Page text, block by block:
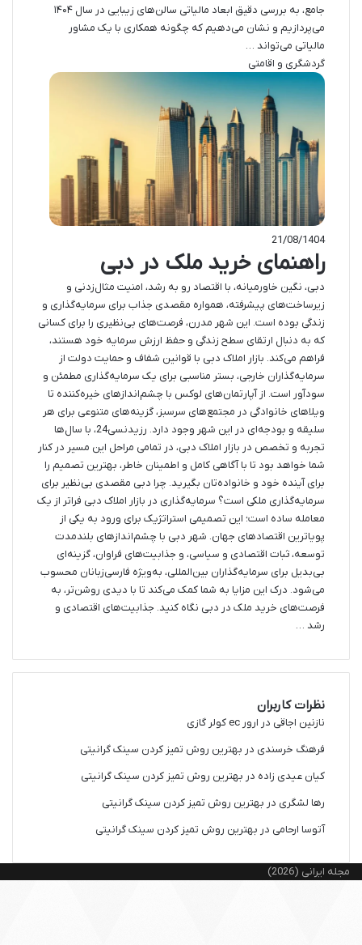
جامع، به بررسی دقیق ابعاد مالیاتی سالن‌های زیبایی در سال ۱۴۰۴
می‌پردازیم و نشان می‌دهیم که چگونه همکاری با یک مشاور
مالیاتی می‌تواند …
گردشگری و اقامتی
21/08/1404
راهنمای خرید ملک در دبی
دبی، نگین خاورمیانه، با اقتصاد رو به رشد، امنیت مثال‌زدنی و
زیرساخت‌های پیشرفته، همواره مقصدی جذاب برای سرمایه‌گذاری و
زندگی بوده است. این شهر مدرن، فرصت‌های بی‌نظیری را برای کسانی
که به دنبال ارتقای سطح زندگی و حفظ ارزش سرمایه خود هستند،
فراهم می‌کند. بازار املاک دبی با قوانین شفاف و حمایت دولت از
سرمایه‌گذاران خارجی، بستر مناسبی برای یک سرمایه‌گذاری مطمئن و
سودآور است. از آپارتمان‌های لوکس با چشم‌اندازهای خیره‌کننده تا
ویلاهای خانوادگی در مجتمع‌های سرسبز، گزینه‌های متنوعی برای هر
سلیقه و بودجه‌ای در این شهر وجود دارد. رزیدنسی24، با سال‌ها
تجربه و تخصص در بازار املاک دبی، در تمامی مراحل این مسیر در کنار
شما خواهد بود تا با آگاهی کامل و اطمینان خاطر، بهترین تصمیم را
برای آینده خود و خانواده‌تان بگیرید. چرا دبی مقصدی بی‌نظیر برای
سرمایه‌گذاری ملکی است؟ سرمایه‌گذاری در بازار املاک دبی فراتر از یک
معامله ساده است؛ این تصمیمی استراتژیک برای ورود به یکی از
پویاترین اقتصادهای جهان. شهر دبی با چشم‌اندازهای بلندمدت
توسعه، ثبات اقتصادی و سیاسی، و جذابیت‌های فراوان، گزینه‌ای
بی‌بدیل برای سرمایه‌گذاران بین‌المللی، به‌ویژه فارسی‌زبانان محسوب
می‌شود. درک این مزایا به شما کمک می‌کند تا با دیدی روشن‌تر، به
فرصت‌های خرید ملک در دبی نگاه کنید. جذابیت‌های اقتصادی و
رشد …
نظرات کاربران
نازنین اجاقی در ارور ec کولر گازی
فرهنگ خرسندی در بهترین روش تمیز کردن سینک گرانیتی
کیان عیدی زاده در بهترین روش تمیز کردن سینک گرانیتی
رها لشگری در بهترین روش تمیز کردن سینک گرانیتی
آتوسا ارحامی در بهترین روش تمیز کردن سینک گرانیتی
مجله ایرانی (2026)